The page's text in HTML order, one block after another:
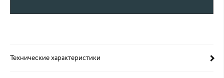
Технические характеристики